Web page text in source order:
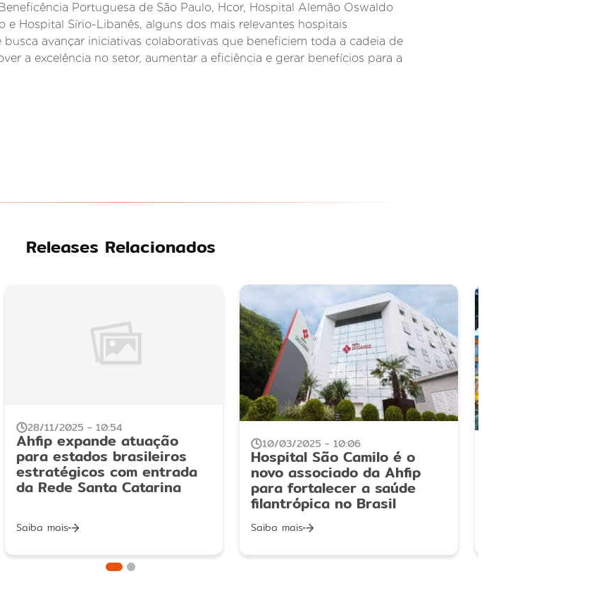
Portuguesa de São Paulo, Hcor, Hospital Alemão Oswaldo
e Hospital Sírio-Libanês, alguns dos mais relevantes hospitais
avançar iniciativas colaborativas que beneficiem toda a cadeia de
a excelência no setor, aumentar a eficiência e gerar benefícios para a
Releases Relacionados
28/11/2025 - 10:54
Ahfip expande atuação
para estados brasileiros
estratégicos com entrada
da Rede Santa Catarina
Saiba mais
10/03/2025 - 10:06
Hospital São Camilo é o
novo associado da Ahfip
para fortalecer a saúde
filantrópica no Brasil
Saiba mais